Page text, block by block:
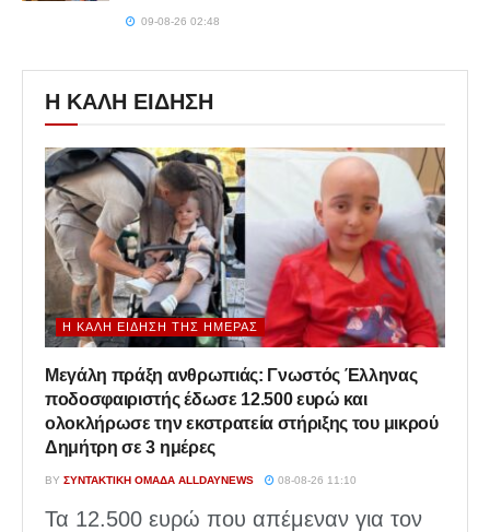
09-08-26 02:48
Η ΚΑΛΗ ΕΙΔΗΣΗ
Η ΚΑΛΉ ΕΊΔΗΣΗ ΤΗΣ ΗΜΈΡΑΣ
Μεγάλη πράξη ανθρωπιάς: Γνωστός Έλληνας
ποδοσφαιριστής έδωσε 12.500 ευρώ και
ολοκλήρωσε την εκστρατεία στήριξης του μικρού
Δημήτρη σε 3 ημέρες
BY ΣΥΝΤΑΚΤΙΚΉ ΟΜΆΔΑ ALLDAYNEWS 08-08-26 11:10
Τα 12.500 ευρώ που απέμεναν για τον